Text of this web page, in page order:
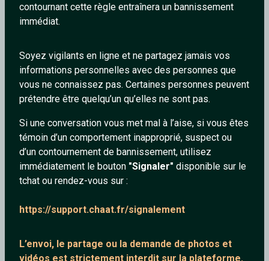
contournant cette règle entraînera un bannissement
immédiat.
Soyez vigilants en ligne et ne partagez jamais vos
informations personnelles avec des personnes que
vous ne connaissez pas. Certaines personnes peuvent
prétendre être quelqu’un qu’elles ne sont pas.
Si une conversation vous met mal à l’aise, si vous êtes
témoin d’un comportement inapproprié, suspect ou
d’un contournement de bannissement, utilisez
immédiatement le bouton "Signaler" disponible sur le
tchat ou rendez-vous sur :
https://support.chaat.fr/signalement
L’envoi, le partage ou la demande de photos et
vidéos est strictement interdit sur la plateforme.
LunettesSurLaTete DcMiky
46 ans
Lafada RebeuMuscle93